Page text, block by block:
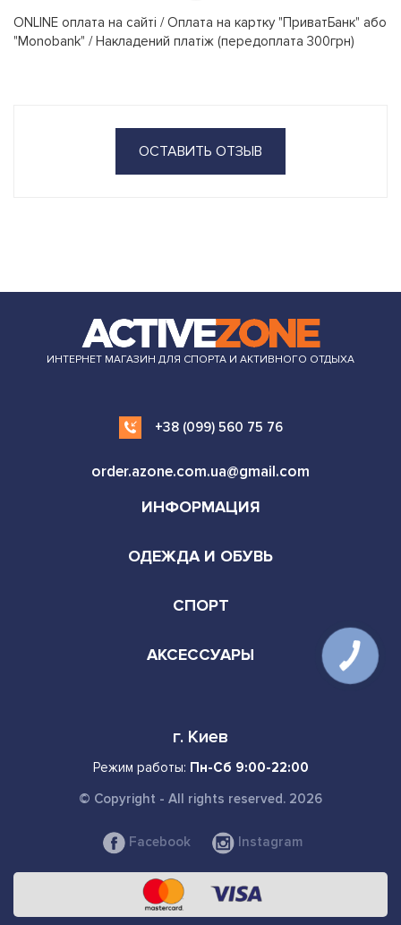
ONLINE оплата на сайті / Оплата на картку "ПриватБанк" або
"Monobank" / Накладений платіж (передоплата 300грн)
ОСТАВИТЬ ОТЗЫВ
ИНТЕРНЕТ МАГАЗИН ДЛЯ СПОРТА И АКТИВНОГО ОТДЫХА
+38 (099) 560 75 76
order.azone.com.ua@gmail.com
ИНФОРМАЦИЯ
ОДЕЖДА И ОБУВЬ
СПОРТ
АКСЕССУАРЫ
г. Киев
Режим работы: Пн-Сб 9:00-22:00
© Copyright - All rights reserved. 2026
Facebook Instagram